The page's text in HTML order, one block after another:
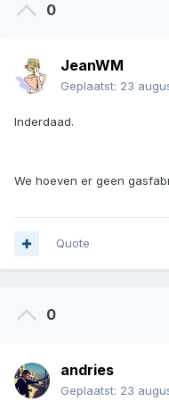
0
JeanWM
Geplaatst: 23
Inderdaad.
We hoeven er geen
Quote
0
andries
Geplaatst: 23